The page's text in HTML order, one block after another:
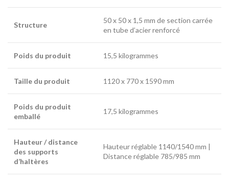
Structure
50 x 50 x 1,5 mm de section carrée
en tube d’acier renforcé
Poids du produit 15,5 kilogrammes
Taille du produit 1120 x 770 x 1590 mm
Poids du produit
emballé
17,5 kilogrammes
Hauteur / distance
des supports
d’haltères
Hauteur réglable 1140/1540 mm |
Distance réglable 785/985 mm